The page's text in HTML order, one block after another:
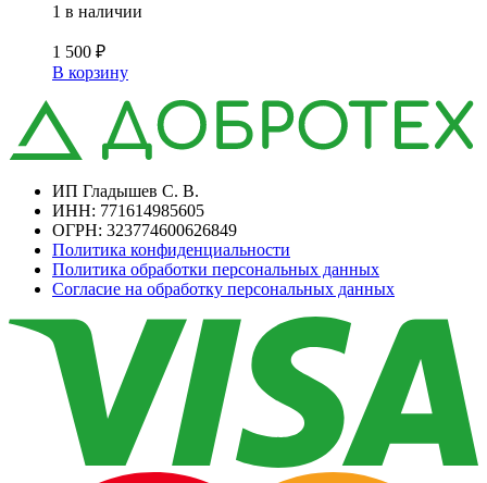
1 в наличии
1 500 ₽
В корзину
ИП Гладышев С. В.
ИНН: 771614985605
ОГРН: 323774600626849
Политика конфиденциальности
Политика обработки персональных данных
Согласие на обработку персональных данных